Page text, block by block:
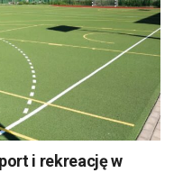
i rekreację w